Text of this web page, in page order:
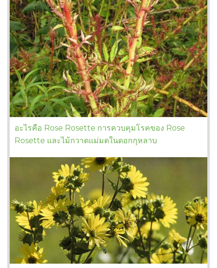
อะไรคือ Rose Rosette การควบคุมโรคของ Rose
Rosette และไม้กวาดแม่มดในดอกกุหลาบ